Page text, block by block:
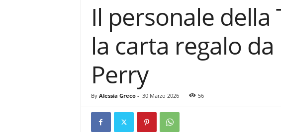
Il personale della
la carta regalo
Perry
By Alessia Greco- 30 Marzo 2026 56